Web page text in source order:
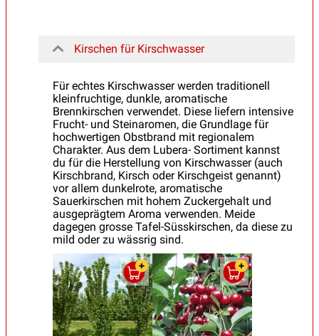
Kirschen für Kirschwasser
Für echtes Kirschwasser werden traditionell
kleinfruchtige, dunkle, aromatische
Brennkirschen verwendet. Diese liefern intensive
Frucht- und Steinaromen, die Grundlage für
hochwertigen Obstbrand mit regionalem
Charakter. Aus dem Lubera- Sortiment kannst
du für die Herstellung von Kirschwasser (auch
Kirschbrand, Kirsch oder Kirschgeist genannt)
vor allem dunkelrote, aromatische
Sauerkirschen mit hohem Zuckergehalt und
ausgeprägtem Aroma verwenden. Meide
dagegen grosse Tafel-Süsskirschen, da diese zu
mild oder zu wässrig sind.